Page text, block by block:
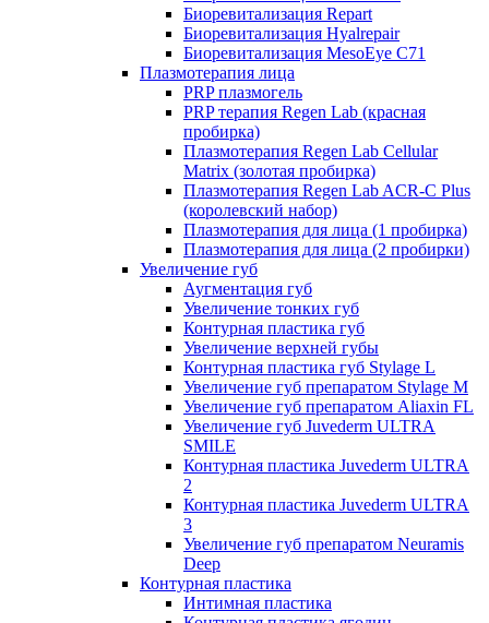
Биоревитализация Repart
Биоревитализация Hyalrepair
Биоревитализация MesoEye C71
Плазмотерапия лица
PRP плазмогель
PRP терапия Regen Lab (красная
пробирка)
Плазмотерапия Regen Lab Cellular
Matrix (золотая пробирка)
Плазмотерапия Regen Lab ACR-C Plus
(королевский набор)
Плазмотерапия для лица (1 пробирка)
Плазмотерапия для лица (2 пробирки)
Увеличение губ
Аугментация губ
Увеличение тонких губ
Контурная пластика губ
Увеличение верхней губы
Контурная пластика губ Stylage L
Увеличение губ препаратом Stylage M
Увеличение губ препаратом Aliaxin FL
Увеличение губ Juvederm ULTRA
SMILE
Контурная пластика Juvederm ULTRA
2
Контурная пластика Juvederm ULTRA
3
Увеличение губ препаратом Neuramis
Deep
Контурная пластика
Интимная пластика